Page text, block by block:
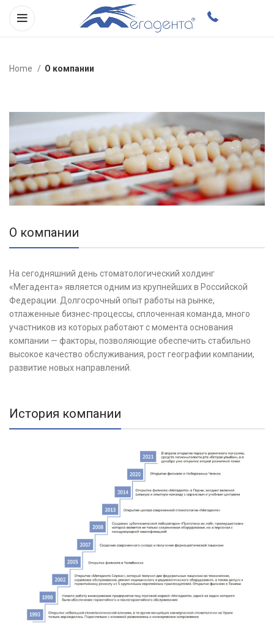
Home О компании
О компании
На сегодняшний день стоматологический холдинг
«Мегадента» является одним из крупнейших в Российской
Федерации. Долгосрочный опыт работы на рынке,
отлаженные бизнес-процессы, сплоченная команда, много
участников из которых работают с момента основания
компании — факторы, позволяющие обеспечить стабильно
высокое качество обслуживания, рост географии компании,
развитие новых направлений.
История компании